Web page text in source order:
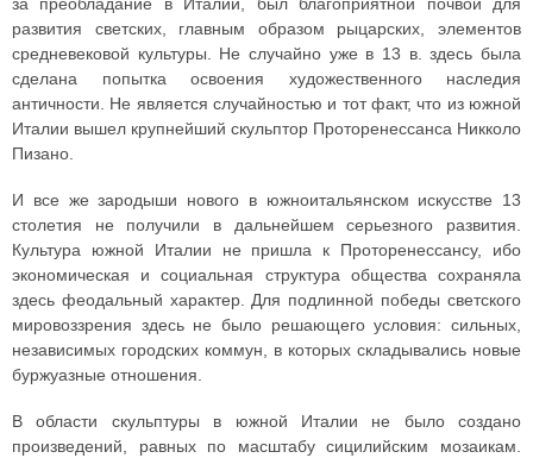
за преобладание в Италии, был благоприятной почвой для
развития светских, главным образом рыцарских, элементов
средневековой культуры. Не случайно уже в 13 в. здесь была
сделана попытка освоения художественного наследия
античности. Не является случайностью и тот факт, что из южной
Италии вышел крупнейший скульптор Проторенессанса Никколо
Пизано.
И все же зародыши нового в южноитальянском искусстве 13
столетия не получили в дальнейшем серьезного развития.
Культура южной Италии не пришла к Проторенессансу, ибо
экономическая и социальная структура общества сохраняла
здесь феодальный характер. Для подлинной победы светского
мировоззрения здесь не было решающего условия: сильных,
независимых городских коммун, в которых складывались новые
буржуазные отношения.
В области скульптуры в южной Италии не было создано
произведений, равных по масштабу сицилийским мозаикам.